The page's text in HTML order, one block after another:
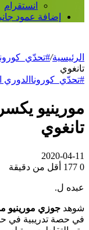
انستقرام
إضافة عمود
الرئيسية/
تانغوي
#تحدّي_كورونا الدوري
مورينيو
تانغوي
2020-04-11
0
أقل من دقيقة
عبده ل.
شوهد جوزي مورينيو
في حصة تدريبية في